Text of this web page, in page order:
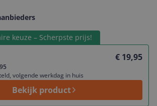
keuze – Scherpste prijs!
€ 19,95
volgende werkdag in huis
Bekijk product